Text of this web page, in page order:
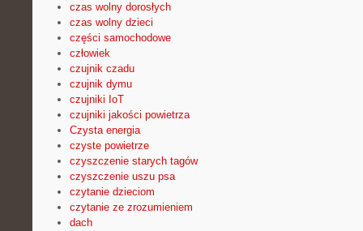
czas wolny dorosłych
czas wolny dzieci
części samochodowe
człowiek
czujnik czadu
czujnik dymu
czujniki IoT
czujniki jakości powietrza
Czysta energia
czyste powietrze
czyszczenie starych tagów
czyszczenie uszu psa
czytanie dzieciom
czytanie ze zrozumieniem
dach